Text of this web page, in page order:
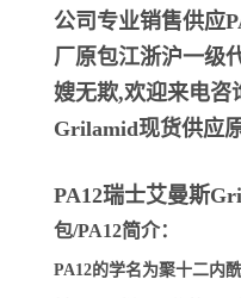
公司专业销售供应
厂原包江浙沪一级
嫂无欺,欢迎来电咨
Grilamid现货供应
PA12瑞士艾曼斯
包/PA12简介：
PA12的学名为聚十二内